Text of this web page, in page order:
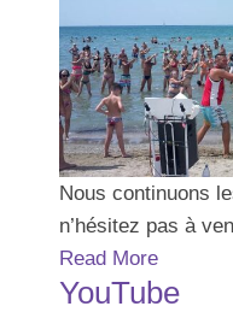
Nous continuons
n’hésitez pas à
Read More
YouTube